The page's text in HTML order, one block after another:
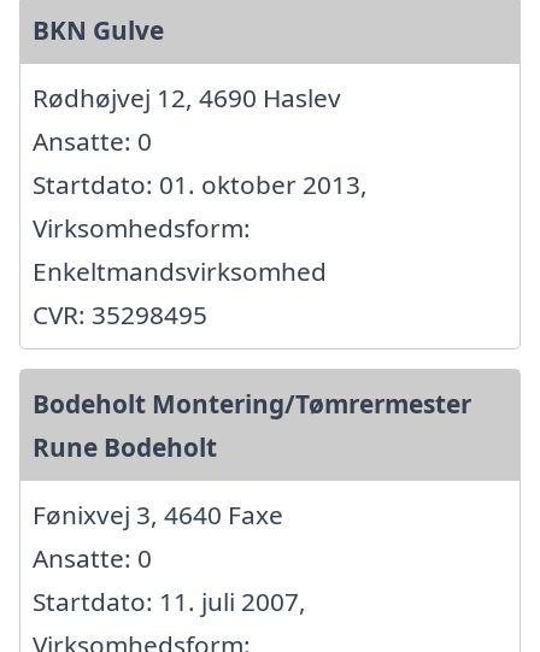
BKN Gulve
Rødhøjvej 12, 4690 Haslev
Ansatte: 0
Startdato: 01. oktober 2013,
Virksomhedsform:
Enkeltmandsvirksomhed
CVR: 35298495
Bodeholt Montering/Tømrermester
Rune Bodeholt
Fønixvej 3, 4640 Faxe
Ansatte: 0
Startdato: 11. juli 2007,
Virksomhedsform: